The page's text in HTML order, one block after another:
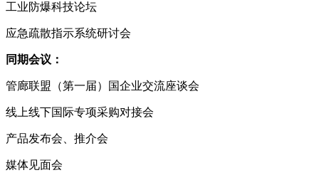
工业防爆科技论坛
应急疏散指示系统研讨会
同期会议：
管廊联盟（第一届）国企业交流座谈会
线上线下国际专项采购对接会
产品发布会、推介会
媒体见面会